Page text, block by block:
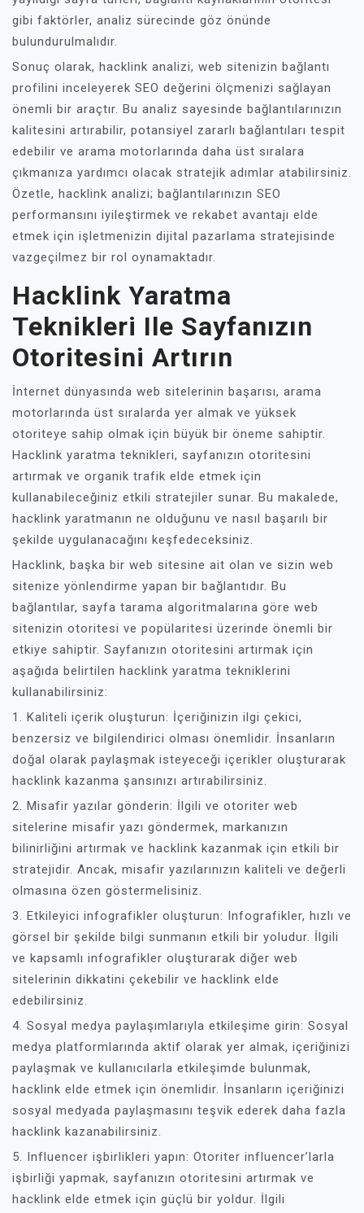
gibi faktörler, analiz sürecinde göz önünde
bulundurulmalıdır.
Sonuç olarak, hacklink analizi, web sitenizin bağlantı
profilini inceleyerek SEO değerini ölçmenizi sağlayan
önemli bir araçtır. Bu analiz sayesinde bağlantılarınızın
kalitesini artırabilir, potansiyel zararlı bağlantıları tespit
edebilir ve arama motorlarında daha üst sıralara
çıkmanıza yardımcı olacak stratejik adımlar atabilirsiniz.
Özetle, hacklink analizi; bağlantılarınızın SEO
performansını iyileştirmek ve rekabet avantajı elde
etmek için işletmenizin dijital pazarlama stratejisinde
vazgeçilmez bir rol oynamaktadır.
Hacklink Yaratma
Teknikleri Ile Sayfanızın
Otoritesini Artırın
İnternet dünyasında web sitelerinin başarısı, arama
motorlarında üst sıralarda yer almak ve yüksek
otoriteye sahip olmak için büyük bir öneme sahiptir.
Hacklink yaratma teknikleri, sayfanızın otoritesini
artırmak ve organik trafik elde etmek için
kullanabileceğiniz etkili stratejiler sunar. Bu makalede,
hacklink yaratmanın ne olduğunu ve nasıl başarılı bir
şekilde uygulanacağını keşfedeceksiniz.
Hacklink, başka bir web sitesine ait olan ve sizin web
sitenize yönlendirme yapan bir bağlantıdır. Bu
bağlantılar, sayfa tarama algoritmalarına göre web
sitenizin otoritesi ve popülaritesi üzerinde önemli bir
etkiye sahiptir. Sayfanızın otoritesini artırmak için
aşağıda belirtilen hacklink yaratma tekniklerini
kullanabilirsiniz:
1. Kaliteli içerik oluşturun: İçeriğinizin ilgi çekici,
benzersiz ve bilgilendirici olması önemlidir. İnsanların
doğal olarak paylaşmak isteyeceği içerikler oluşturarak
hacklink kazanma şansınızı artırabilirsiniz.
2. Misafir yazılar gönderin: İlgili ve otoriter web
sitelerine misafir yazı göndermek, markanızın
bilinirliğini artırmak ve hacklink kazanmak için etkili bir
stratejidir. Ancak, misafir yazılarınızın kaliteli ve değerli
olmasına özen göstermelisiniz.
3. Etkileyici infografikler oluşturun: Infografikler, hızlı ve
görsel bir şekilde bilgi sunmanın etkili bir yoludur. İlgili
ve kapsamlı infografikler oluşturarak diğer web
sitelerinin dikkatini çekebilir ve hacklink elde
edebilirsiniz.
4. Sosyal medya paylaşımlarıyla etkileşime girin: Sosyal
medya platformlarında aktif olarak yer almak, içeriğinizi
paylaşmak ve kullanıcılarla etkileşimde bulunmak,
hacklink elde etmek için önemlidir. İnsanların içeriğinizi
sosyal medyada paylaşmasını teşvik ederek daha fazla
hacklink kazanabilirsiniz.
5. Influencer işbirlikleri yapın: Otoriter influencer’larla
işbirliği yapmak, sayfanızın otoritesini artırmak ve
hacklink elde etmek için güçlü bir yoldur. İlgili